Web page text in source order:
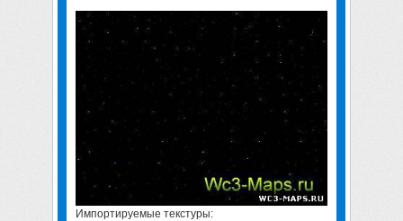
Импортируемые текстуры: